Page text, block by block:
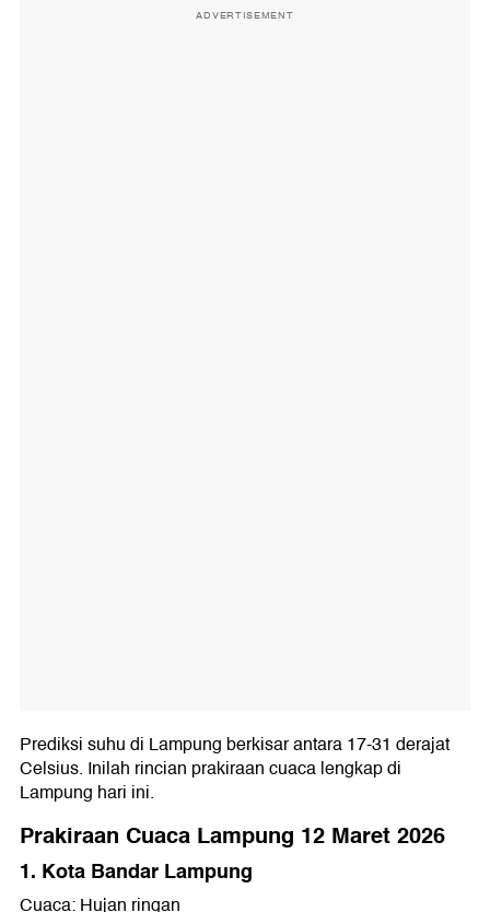
ADVERTISEMENT
Prediksi suhu di Lampung berkisar antara 17-31 derajat
Celsius. Inilah rincian prakiraan cuaca lengkap di
Lampung hari ini.
Prakiraan Cuaca Lampung 12 Maret 2026
1. Kota Bandar Lampung
Cuaca: Hujan ringan